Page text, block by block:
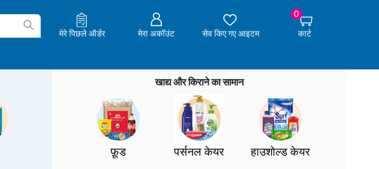
मेरे पिछले ऑर्डर मेरा अकॉउंट सेव किए गए आइटम
0
कार्ट
खाद्य और किराने का सामान
फ़ूड पर्सनल केयर हाउशोल्ड केयर